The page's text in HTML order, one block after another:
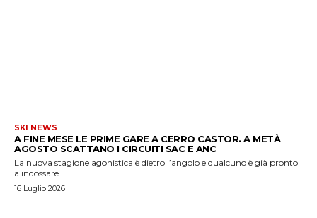
SKI NEWS
A FINE MESE LE PRIME GARE A CERRO CASTOR. A METÀ
AGOSTO SCATTANO I CIRCUITI SAC E ANC
La nuova stagione agonistica è dietro l’angolo e qualcuno è già pronto
a indossare...
16 Luglio 2026